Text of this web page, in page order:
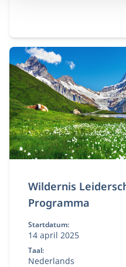
Wildernis
Programma
Startdatum:
14 april 2025
Taal:
Nederlands